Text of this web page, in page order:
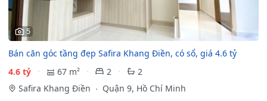
5
Bán căn góc tầng đẹp Safira Khang Điền, có sổ, giá 4.6 tỷ
4.6 tỷ
67 m² 2
2
Safira Khang Điền
Quận 9, Hồ Chí Minh